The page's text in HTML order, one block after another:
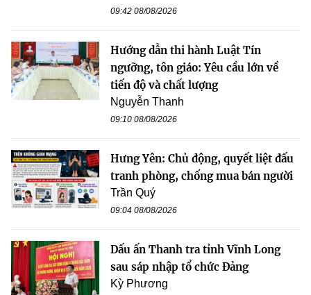
09:42 08/08/2026
Hướng dẫn thi hành Luật Tín
ngưỡng, tôn giáo: Yêu cầu lớn về
tiến độ và chất lượng
Nguyễn Thanh
09:10 08/08/2026
Hưng Yên: Chủ động, quyết liệt đấu
tranh phòng, chống mua bán người
Trần Quý
09:04 08/08/2026
Dấu ấn Thanh tra tỉnh Vĩnh Long
sau sáp nhập tổ chức Đảng
Kỳ Phương